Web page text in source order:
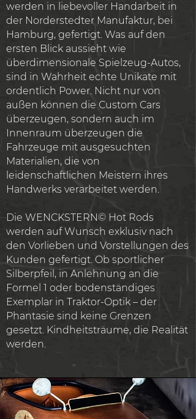
werden in liebevoller Handarbeit in
der Norderstedter Manufaktur, bei
Hamburg, gefertigt. Was auf den
ersten Blick aussieht wie
überdimensionale Spielzeug-Autos,
sind in Wahrheit echte Unikate mit
ordentlich Power. Nicht nur von
außen können die Custom Cars
überzeugen, sondern auch im
Innenraum überzeugen die
Fahrzeuge mit ausgesuchten
Materialien, die von
leidenschaftlichen Meistern ihres
Handwerks verarbeitet werden.
Die WENCKSTERN© Hot Rods
werden auf Wunsch exklusiv nach
den Vorlieben und Vorstellungen des
Kunden gefertigt. Ob sportlicher
Silberpfeil, in Anlehnung an die
Formel 1 oder bodenständiges
Exemplar in Traktor-Optik – der
Phantasie sind keine Grenzen
gesetzt. Kindheitsträume, die Realität
werden.